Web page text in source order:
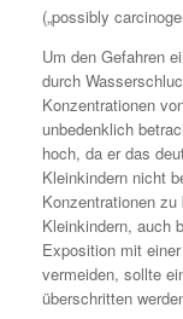
(„possibly
Um den Gefahren
durch
Konzentrationen
unbedenklich
hoch, da er das
Kleinkindern nicht
Konzentrationen
Kleinkindern, auch
Exposition mit
vermeiden, sollte
überschritten